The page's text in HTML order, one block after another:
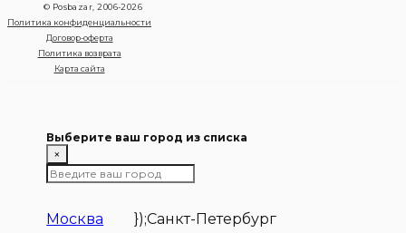
© Posbazar, 2006-2026
Политика конфиденциальности
Договор-оферта
Политика возврата
Карта сайта
Выберите ваш город из списка
×
Москва });Санкт-Петербург